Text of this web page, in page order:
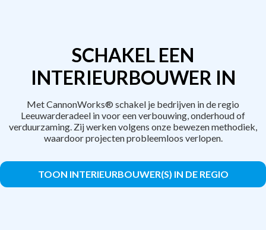
SCHAKEL EEN
INTERIEURBOUWER IN
Met CannonWorks® schakel je bedrijven in de regio
Leeuwarderadeel in voor een verbouwing, onderhoud of
verduurzaming. Zij werken volgens onze bewezen methodiek,
waardoor projecten probleemloos verlopen.
TOON INTERIEURBOUWER(S) IN DE REGIO